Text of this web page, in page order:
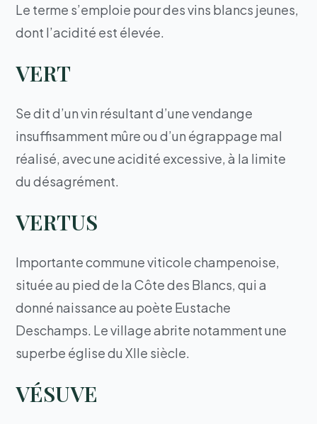
Le terme s’emploie pour des vins blancs jeunes,
dont l’acidité est élevée.
VERT
Se dit d’un vin résultant d’une vendange
insuffisamment mûre ou d’un égrappage mal
réalisé, avec une acidité excessive, à la limite
du désagrément.
VERTUS
Importante commune viticole champenoise,
située au pied de la Côte des Blancs, qui a
donné naissance au poète Eustache
Deschamps. Le village abrite notamment une
superbe église du XIIe siècle.
VÉSUVE